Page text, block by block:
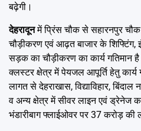
बढ़ेगी।
देहरादूनमें प्रिंस चौक से सहारनपुर चौक
चौड़ीकरण एवं आढ़त बाजार के
सड़क का चौड़ीकरण का कार्य गतिमान
क्लस्टर क्षेत्र में पेयजल आपूर्ति हेतु
लागत से देहराखास, विद्याविहार,
व अन्य क्षेत्र में सीवर लाइन एवं ड्रेनेज
भंडारीबाग फ्लाईओवर पर 37 करोड़ की